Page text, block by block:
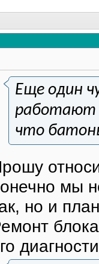
Еще один
работают
что
мы
но и